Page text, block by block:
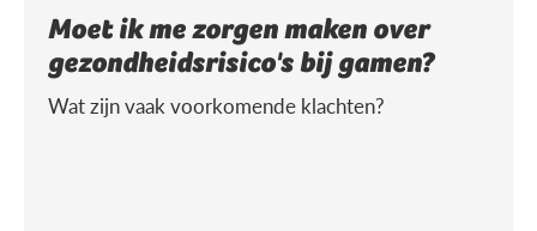
Moet ik me zorgen maken over
gezondheidsrisico's bij gamen?
Wat zijn vaak voorkomende klachten?